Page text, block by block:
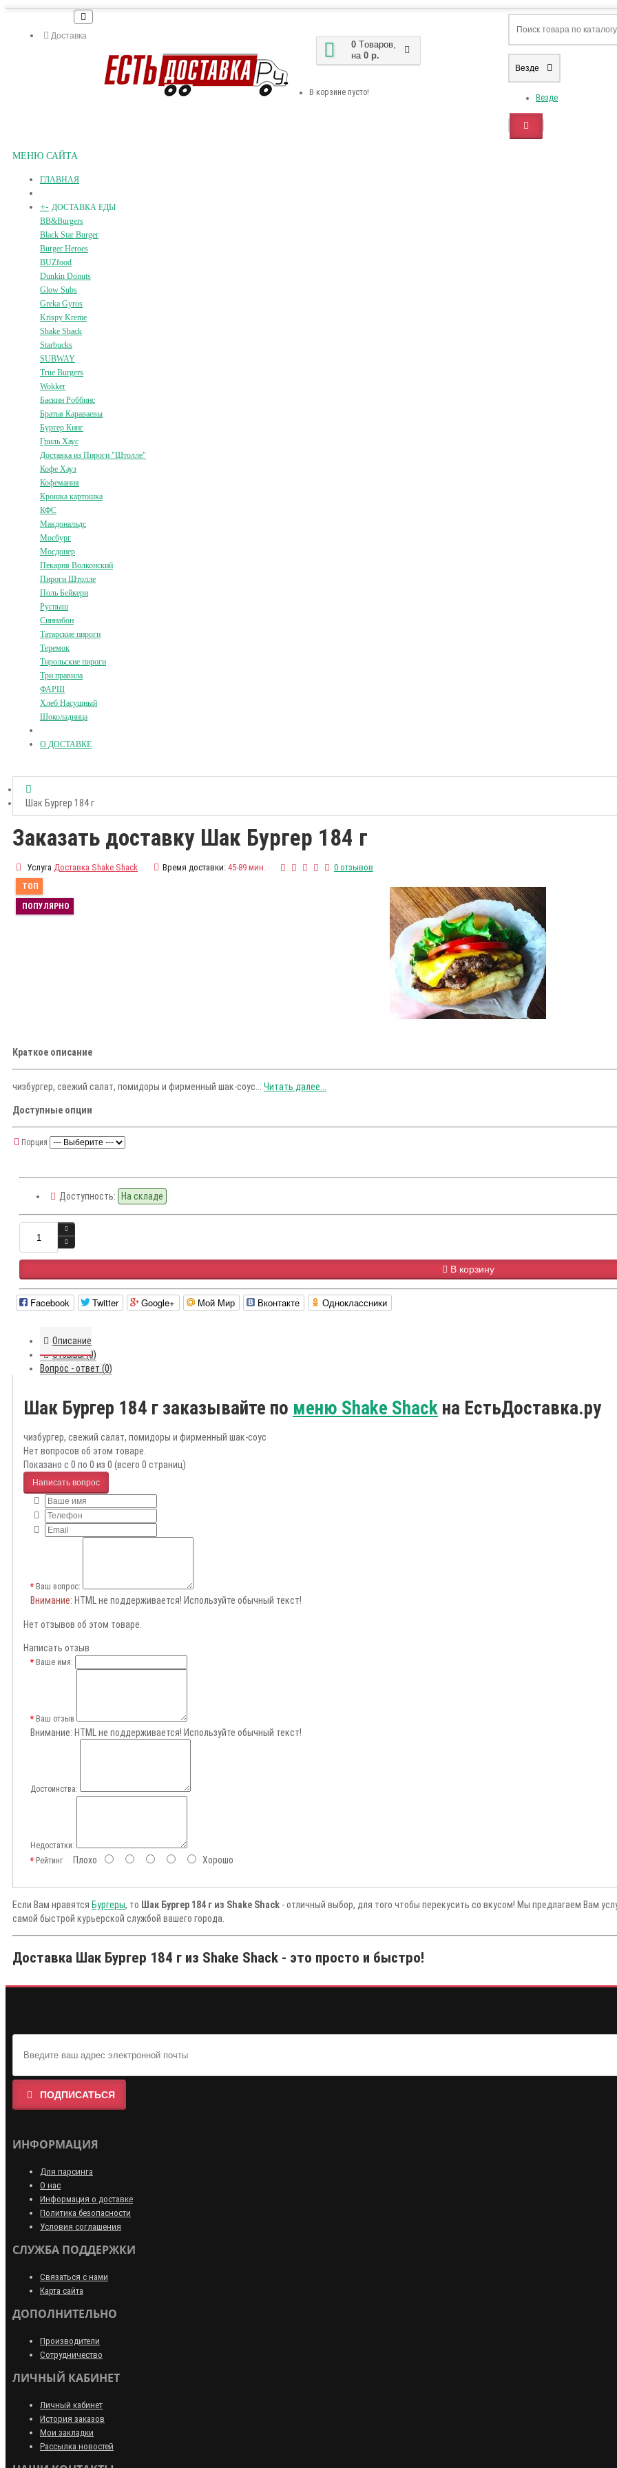
Доставка
0 Tоваров,
на 0 р.
В корзине пусто!
Везде
Везде
МЕНЮ САЙТА
ГЛАВНАЯ
+- ДОСТАВКА ЕДЫ
BB&Burgers
Black Star Burger
Burger Heroes
BUZfood
Dunkin Donuts
Glow Subs
Greka Gyros
Krispy Kreme
Shake Shack
Starbucks
SUBWAY
True Burgers
Wokker
Баскин Роббинс
Братья Караваевы
Бургер Кинг
Гриль Хаус
Доставка из Пироги "Штолле"
Кофе Хауз
Кофемания
Крошка картошка
КФС
Макдональдс
Мосбург
Мосдонер
Пекарня Волконский
Пироги Штолле
Поль Бейкери
Руспыш
Синнабон
Татарские пироги
Теремок
Тирольские пироги
Три правила
ФАРШ
Хлеб Насущный
Шоколадница
О ДОСТАВКЕ
Шак Бургер 184 г
Заказать доставку Шак Бургер 184 г
Услуга Доставка Shake Shack Время доставки: 45-89 мин. 0 отзывов
ТОП
ПОПУЛЯРНО
Краткое описание
чизбургер, свежий салат, помидоры и фирменный шак-соус... Читать далее...
Доступные опции
Порция
Доступность: На складе
В корзину
Facebook Twitter Google+ Мой Мир Вконтакте Одноклассники
Описание
Отзывы (0)
Вопрос - ответ (0)
Шак Бургер 184 г заказывайте по меню Shake Shack на ЕстьДоставка.ру
чизбургер, свежий салат, помидоры и фирменный шак-соус
Нет вопросов об этом товаре.
Показано с 0 по 0 из 0 (всего 0 страниц)
Написать вопрос
Ваш вопрос:
Внимание: HTML не поддерживается! Используйте обычный текст!
Нет отзывов об этом товаре.
Написать отзыв
Ваше имя:
Ваш отзыв
Внимание: HTML не поддерживается! Используйте обычный текст!
Достоинства:
Недостатки:
РейтингПлохо Хорошо
Если Вам нравятся Бургеры, то Шак Бургер 184 г из Shake Shack - отличный выбор, для того чтобы перекусить со вкусом! Мы предлагаем Вам
самой быстрой курьерской службой вашего города.
Доставка Шак Бургер 184 г из Shake Shack - это просто и быстро!
ПОДПИСАТЬСЯ
ИНФОРМАЦИЯ
Для парсинга
О нас
Информация о доставке
Политика безопасности
Условия соглашения
СЛУЖБА ПОДДЕРЖКИ
Связаться с нами
Карта сайта
ДОПОЛНИТЕЛЬНО
Производители
Сотрудничество
ЛИЧНЫЙ КАБИНЕТ
Личный кабинет
История заказов
Мои закладки
Рассылка новостей